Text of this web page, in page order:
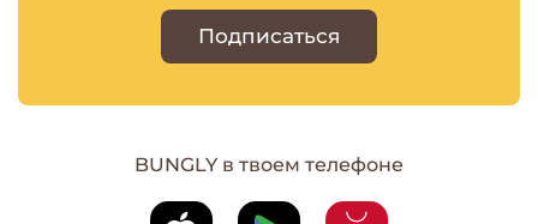
Подписаться
BUNGLY в твоем телефоне